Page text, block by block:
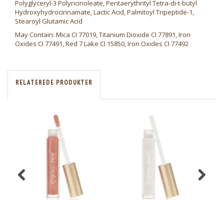
Polyglyceryl-3 Polyricinoleate, Pentaerythrityl Tetra-di-t-butyl
Hydroxyhydrocinnamate, Lactic Acid, Palmitoyl Tripeptide-1,
Stearoyl Glutamic Acid
May Contain: Mica CI 77019, Titanium Dioxide CI 77891, Iron
Oxides CI 77491, Red 7 Lake CI 15850, Iron Oxides CI 77492
RELATEREDE PRODUKTER